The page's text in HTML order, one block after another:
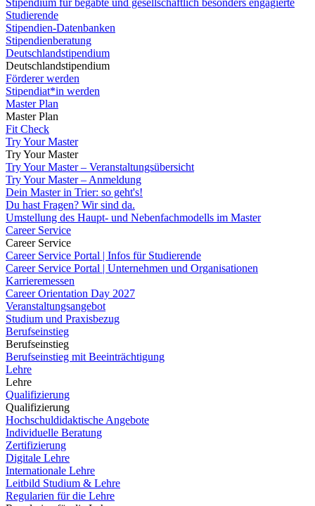
Stipendium für begabte und gesellschaftlich besonders engagierte
Studierende
Stipendien-Datenbanken
Stipendienberatung
Deutschlandstipendium
Deutschlandstipendium
Förderer werden
Stipendiat*in werden
Master Plan
Master Plan
Fit Check
Try Your Master
Try Your Master
Try Your Master – Veranstaltungsübersicht
Try Your Master – Anmeldung
Dein Master in Trier: so geht's!
Du hast Fragen? Wir sind da.
Umstellung des Haupt- und Nebenfachmodells im Master
Career Service
Career Service
Career Service Portal | Infos für Studierende
Career Service Portal | Unternehmen und Organisationen
Karrieremessen
Career Orientation Day 2027
Veranstaltungsangebot
Studium und Praxisbezug
Berufseinstieg
Berufseinstieg
Berufseinstieg mit Beeinträchtigung
Lehre
Lehre
Qualifizierung
Qualifizierung
Hochschuldidaktische Angebote
Individuelle Beratung
Zertifizierung
Digitale Lehre
Internationale Lehre
Leitbild Studium & Lehre
Regularien für die Lehre